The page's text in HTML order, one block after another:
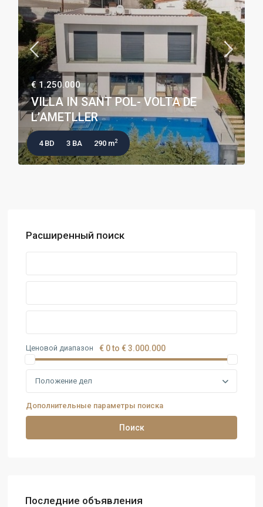
€ 1.250.000
VILLA IN SANT POL- VOLTA DE
L’AMETLLER
4 BD 3 BA 290 m2
Расширенный поиск
Ценовой диапазон € 0 to € 3.000.000
Положение дел
Дополнительные параметры поиска
Поиск
Последние объявления